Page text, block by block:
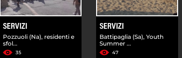
SERVIZI
Pozzuoli (Na), residenti e
sfol...
35
SERVIZI
Battipaglia (Sa), Youth
Summer ...
47